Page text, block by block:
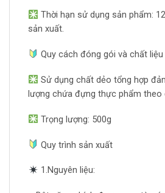
Thời hạn sử dụng sản phẩm:
sản xuất.
Quy cách đóng gói và chất liệu
Sử dụng chất dẻo tổng hợp
lượng chứa đựng thực phẩm theo
Trọng lượng: 500g
Quy trình sản xuất
1.Nguyên liệu: